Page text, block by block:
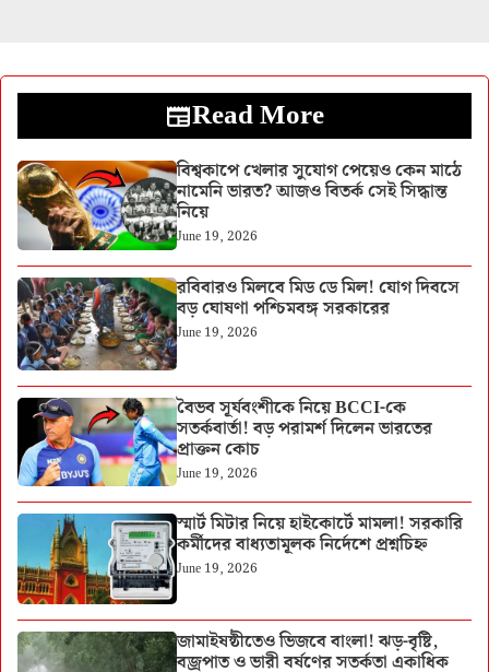
Read More
বিশ্বকাপে খেলার সুযোগ পেয়েও কেন মাঠে
নামেনি ভারত? আজও বিতর্ক সেই সিদ্ধান্ত
নিয়ে
June 19, 2026
রবিবারও মিলবে মিড ডে মিল! যোগ দিবসে
বড় ঘোষণা পশ্চিমবঙ্গ সরকারের
June 19, 2026
বৈভব সূর্যবংশীকে নিয়ে BCCI-কে
সতর্কবার্তা! বড় পরামর্শ দিলেন ভারতের
প্রাক্তন কোচ
June 19, 2026
স্মার্ট মিটার নিয়ে হাইকোর্টে মামলা! সরকারি
কর্মীদের বাধ্যতামূলক নির্দেশে প্রশ্নচিহ্ন
June 19, 2026
জামাইষষ্ঠীতেও ভিজবে বাংলা! ঝড়-বৃষ্টি,
বজ্রপাত ও ভারী বর্ষণের সতর্কতা একাধিক